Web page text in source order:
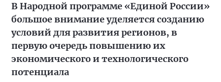
В Народной программе «Единой России»
большое внимание уделяется созданию
условий для развития регионов, в
первую очередь повышению их
экономического и технологического
потенциала